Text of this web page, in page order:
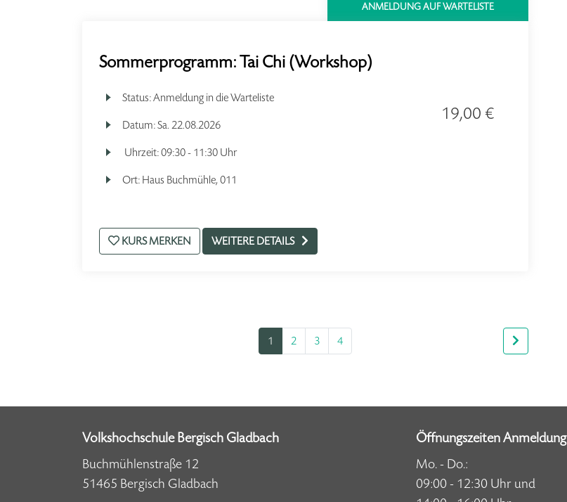
ANMELDUNG AUF WARTELISTE
Sommerprogramm: Tai Chi (Workshop)
Status:Anmeldung in die Warteliste
Datum:Sa. 22.08.2026
Uhrzeit:09:30 - 11:30 Uhr
Ort: Haus Buchmühle, 011
19,00 €
KURS MERKEN WEITERE DETAILS
1 2 3 4
Volkshochschule Bergisch Gladbach
Buchmühlenstraße 12
51465 Bergisch Gladbach
Öffnungszeiten Anmeldung
Mo. - Do.:
09:00 - 12:30 Uhr und